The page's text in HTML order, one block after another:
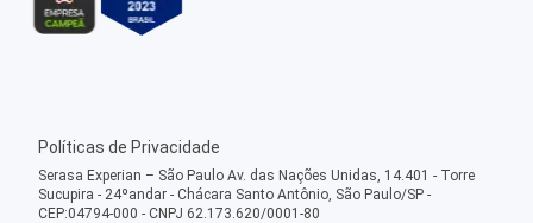
Políticas de Privacidade
Serasa Experian – São Paulo Av. das Nações Unidas, 14.401 - Torre
Sucupira - 24ºandar - Chácara Santo Antônio, São Paulo/SP -
CEP:04794-000 - CNPJ 62.173.620/0001-80